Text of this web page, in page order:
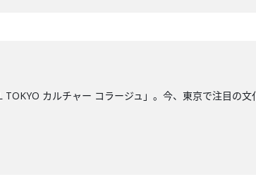
カルチャー コラージュ」。今、東京で注目の